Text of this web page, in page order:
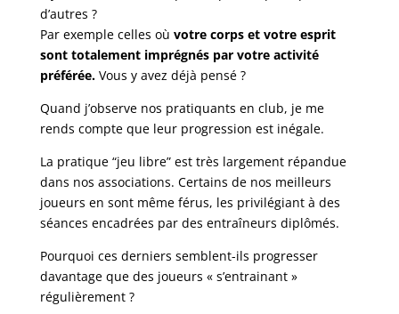
d’autres ?
Par exemple celles où votre corps et votre esprit
sont totalement imprégnés par votre activité
préférée.Vous y avez déjà pensé ?
Quand j’observe nos pratiquants en club, je me
rends compte que leur progression est inégale.
La pratique “jeu libre” est très largement répandue
dans nos associations. Certains de nos meilleurs
joueurs en sont même férus, les privilégiant à des
séances encadrées par des entraîneurs diplômés.
Pourquoi ces derniers semblent-ils progresser
davantage que des joueurs « s’entrainant »
régulièrement ?